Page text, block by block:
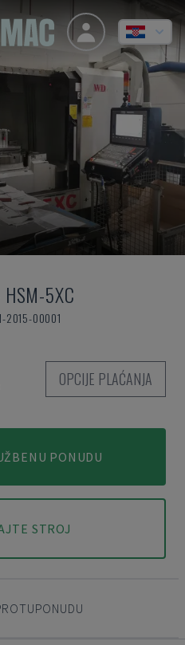
HSM-5XC
2015-00001
OPCIJE PLAĆANJA
PONUDU
STROJ